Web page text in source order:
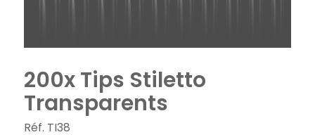
200x Tips Stiletto
Transparents
Réf. TI38